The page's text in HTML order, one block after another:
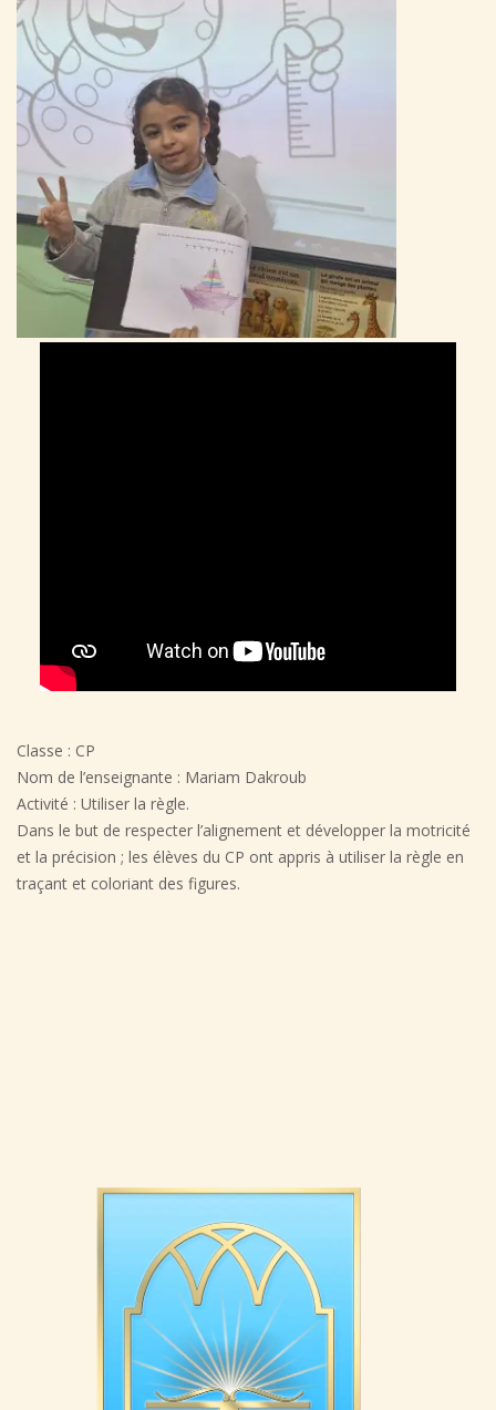
Classe : CP
Nom de l’enseignante : Mariam Dakroub
Activité : Utiliser la règle.
Dans le but de respecter l’alignement et développer la motricité
et la précision ; les élèves du CP ont appris à utiliser la règle en
traçant et coloriant des figures.